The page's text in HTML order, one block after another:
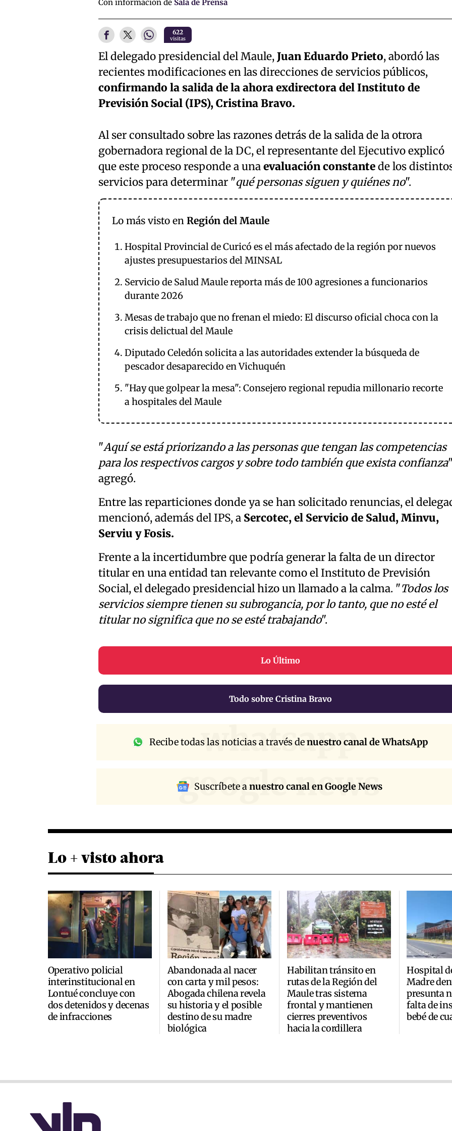
Con información de Sala de Prensa
622
visitas
El delegado presidencial del Maule,Juan Eduardo Prieto, abordó las
recientes modificaciones en las direcciones de servicios públicos,
confirmando la salida de la ahora exdirectora del Instituto de
Previsión Social (IPS), Cristina Bravo.
Al ser consultado sobre las razones detrás de la salida de la otrora
gobernadora regional de la DC, el representante del Ejecutivo explicó
que este proceso responde a unaevaluación constantede los
servicios para determinar "qué personas siguen y quiénes no".
Lo más visto en Región del Maule
Hospital Provincial de Curicó es el más afectado de la región por nuevos
ajustes presupuestarios del MINSAL
Servicio de Salud Maule reporta más de 100 agresiones a funcionarios
durante 2026
Mesas de trabajo que no frenan el miedo: El discurso oficial choca con la
crisis delictual del Maule
Diputado Celedón solicita a las autoridades extender la búsqueda de
pescador desaparecido en Vichuquén
"Hay que golpear la mesa": Consejero regional repudia millonario recorte
a hospitales del Maule
"Aquí se está priorizando a las personas que tengan las competencias
para los respectivos cargos y sobre todo también que exista confianza
agregó.
Entre las reparticiones donde ya se han solicitado renuncias, el
mencionó, además del IPS, aSercotec, el Servicio de Salud, Minvu,
Serviu y Fosis.
Frente a la incertidumbre que podría generar la falta de un director
titular en una entidad tan relevante como el Instituto de Previsión
Social, el delegado presidencial hizo un llamado a la calma. "Todos los
servicios siempre tienen su subrogancia, por lo tanto, que no esté el
titular no significa que no se esté trabajando".
Lo Último
Todo sobre Cristina Bravo
whatsapp
Recibe todas las noticias a través denuestro canal de WhatsApp
google news
Suscríbete anuestro canal en Google News
Lo + visto ahora
Operativo policial
interinstitucional en
Lontué concluye con
dos detenidos y decenas
de infracciones
Abandonada al nacer
con carta y mil pesos:
Abogada chilena revela
su historia y el posible
destino de su madre
biológica
Habilitan tránsito en
rutas de la Región del
Maule tras sistema
frontal y mantienen
cierres preventivos
hacia la cordillera
Hospital
Madre
presunta
falta de
bebé de